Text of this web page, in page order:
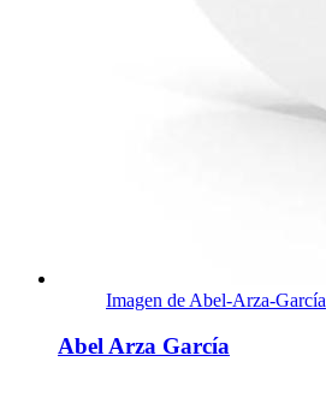
Imagen de Abel-Arza-García
Abel Arza García